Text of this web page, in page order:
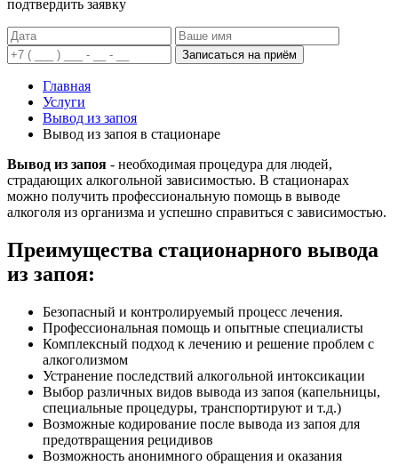
подтвердить заявку
Записаться на приём
Главная
Услуги
Вывод из запоя
Вывод из запоя в стационаре
Вывод из запоя - необходимая процедура для людей,
страдающих алкогольной зависимостью. В стационарах
можно получить профессиональную помощь в выводе
алкоголя из организма и успешно справиться с зависимостью.
Преимущества стационарного вывода
из запоя:
Безопасный и контролируемый процесс лечения.
Профессиональная помощь и опытные специалисты
Комплексный подход к лечению и решение проблем с
алкоголизмом
Устранение последствий алкогольной интоксикации
Выбор различных видов вывода из запоя (капельницы,
специальные процедуры, транспортируют и т.д.)
Возможные кодирование после вывода из запоя для
предотвращения рецидивов
Возможность анонимного обращения и оказания